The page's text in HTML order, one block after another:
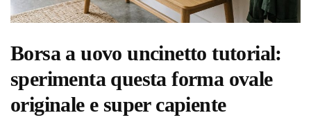
Borsa a uovo uncinetto tutorial:
sperimenta questa forma ovale
originale e super capiente